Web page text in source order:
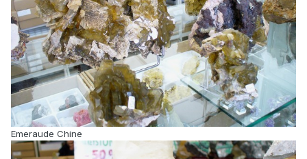
Emeraude Chine